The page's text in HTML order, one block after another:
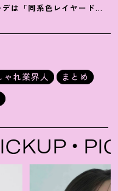
デは「同系色レイヤード」
ゃれ業界人
まとめ